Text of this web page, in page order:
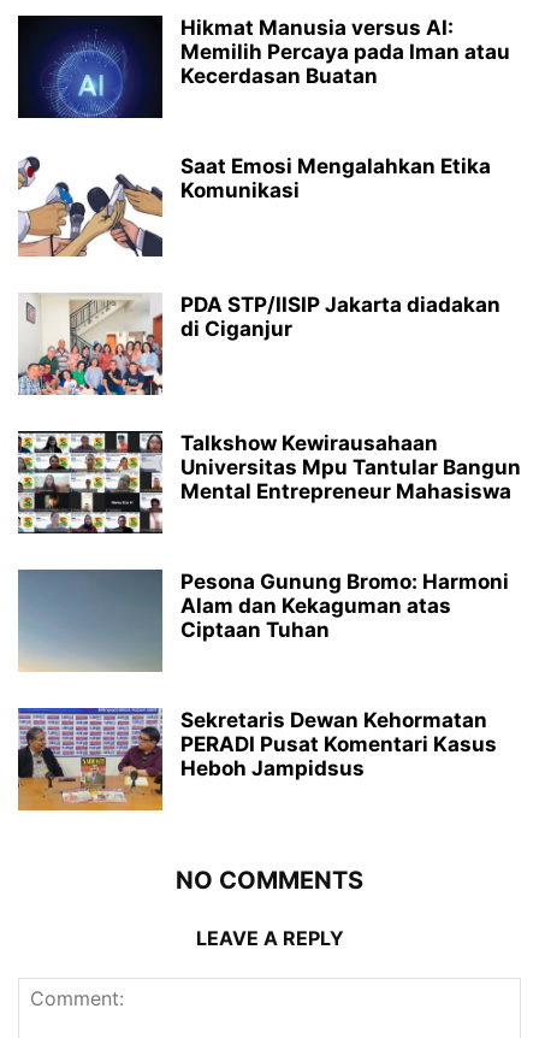
Hikmat Manusia versus AI:
Memilih Percaya pada Iman atau
Kecerdasan Buatan
Saat Emosi Mengalahkan Etika
Komunikasi
PDA STP/IISIP Jakarta diadakan
di Ciganjur
Talkshow Kewirausahaan
Universitas Mpu Tantular Bangun
Mental Entrepreneur Mahasiswa
Pesona Gunung Bromo: Harmoni
Alam dan Kekaguman atas
Ciptaan Tuhan
Sekretaris Dewan Kehormatan
PERADI Pusat Komentari Kasus
Heboh Jampidsus
NO COMMENTS
LEAVE A REPLY